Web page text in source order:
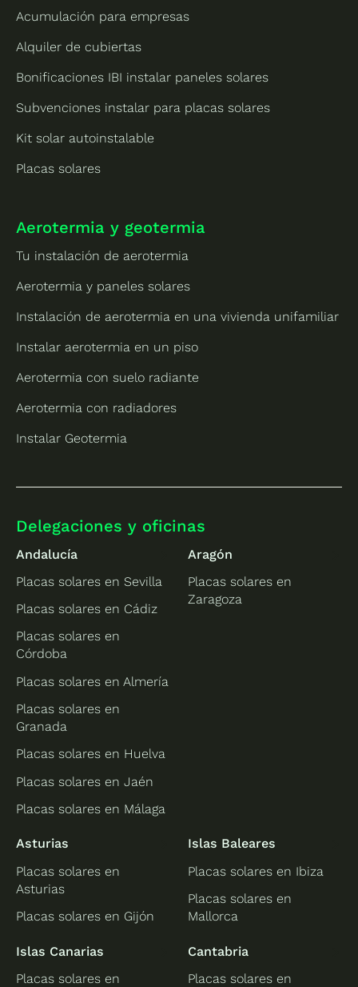
Acumulación para empresas
Alquiler de cubiertas
Bonificaciones IBI instalar paneles solares
Subvenciones instalar para placas solares
Kit solar autoinstalable
Placas solares
Aerotermia y geotermia
Tu instalación de aerotermia
Aerotermia y paneles solares
Instalación de aerotermia en una vivienda unifamiliar
Instalar aerotermia en un piso
Aerotermia con suelo radiante
Aerotermia con radiadores
Instalar Geotermia
Delegaciones y oficinas
Andalucía
Placas solares en Sevilla
Placas solares en Cádiz
Placas solares en
Córdoba
Placas solares en Almería
Placas solares en
Granada
Placas solares en Huelva
Placas solares en Jaén
Placas solares en Málaga
Aragón
Placas solares en
Zaragoza
Asturias
Placas solares en
Asturias
Placas solares en Gijón
Islas Baleares
Placas solares en Ibiza
Placas solares en
Mallorca
Islas Canarias
Placas solares en
Cantabria
Placas solares en